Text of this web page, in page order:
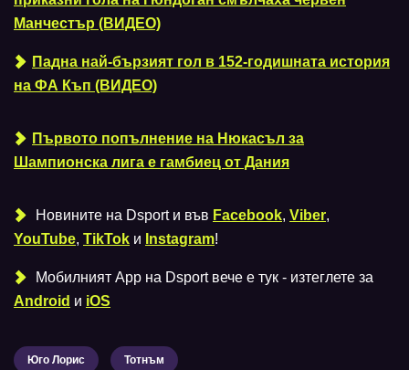
Манчестър (ВИДЕО)
Падна най-бързият гол в 152-годишната история
на ФА Къп (ВИДЕО)
Първото попълнение на Нюкасъл за
Шампионска лига е гамбиец от Дания
Новините на Dsport и във Facebook, Viber,
YouTube, TikTok и Instagram!
Мобилният Аpp на Dsport вече е тук - изтеглете за
Android и iOS
Юго Лорис Тотнъм